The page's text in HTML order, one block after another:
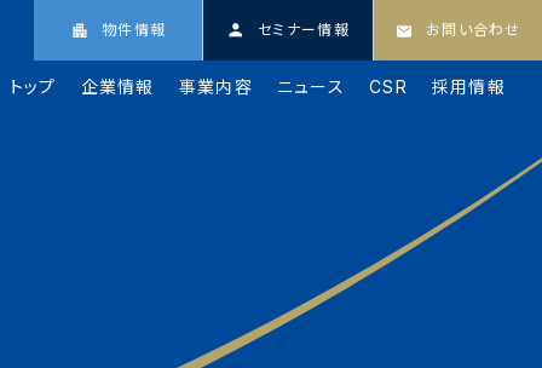
物件情報 セミナー情報 お問い合わせ
トップ 企業情報 事業内容 ニュース CSR 採用情報